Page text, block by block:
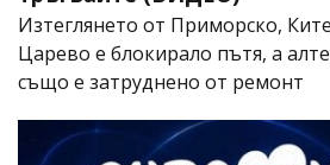
Изтеглянето от Приморско,
Царево е блокирало пътя, а
също е затруднено от ремонт